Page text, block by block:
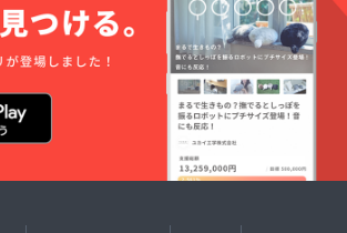
間」を提供でき
ます。